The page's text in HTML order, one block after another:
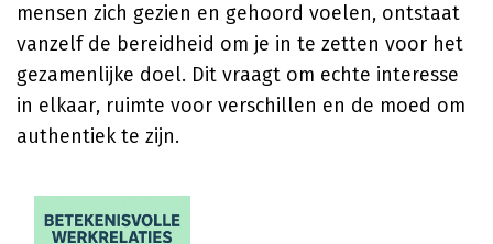
mensen zich gezien en gehoord voelen, ontstaat
vanzelf de bereidheid om je in te zetten voor het
gezamenlijke doel. Dit vraagt om echte interesse
in elkaar, ruimte voor verschillen en de moed om
authentiek te zijn.